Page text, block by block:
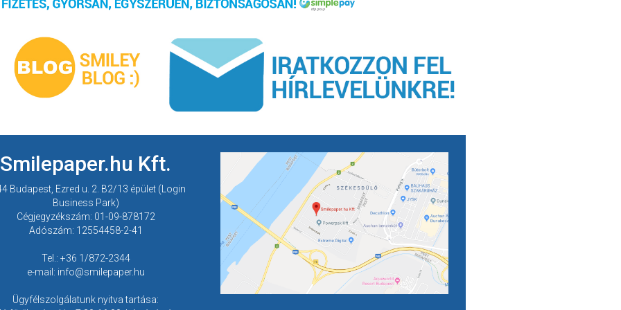
Smilepaper.hu Kft.
Budapest, Ezred u. 2. B2/13 épület (Login
Business Park)
Cégjegyzékszám: 01-09-878172
Adószám: 12554458-2-41
Tel.: +36 1/872-2344
e-mail: info@smilepaper.hu
Ügyfélszolgálatunk nyitva tartása: